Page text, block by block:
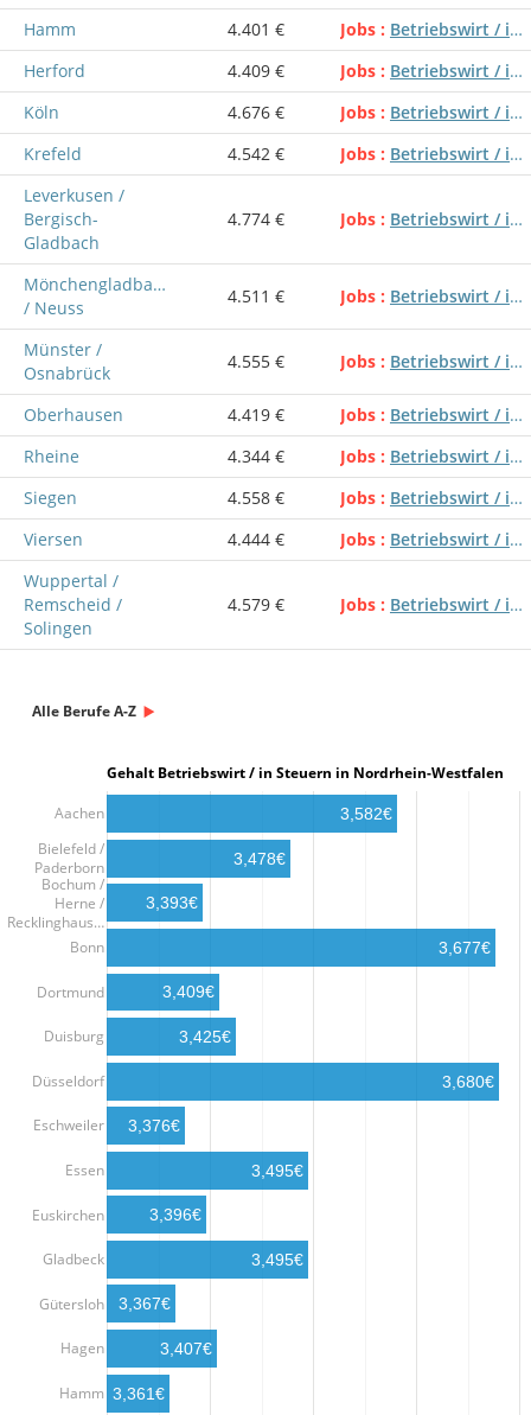
Hamm
4.401 € Jobs
Betriebswirt / in Steuern
Herford
4.409 € Jobs
Betriebswirt / in Steuern
Köln
4.676 € Jobs
Betriebswirt / in Steuern
Krefeld
4.542 € Jobs
Betriebswirt / in Steuern
Leverkusen /
Bergisch-
Gladbach
4.774 € Jobs Betriebswirt / in Steuern
Mönchengladbach
/ Neuss
4.511 € Jobs Betriebswirt / in Steuern
Münster /
Osnabrück
4.555 € Jobs Betriebswirt / in Steuern
Oberhausen 4.419 € Jobs
Betriebswirt / in Steuern
Rheine
4.344 € Jobs
Betriebswirt / in Steuern
Siegen
4.558 € Jobs
Betriebswirt / in Steuern
Viersen
4.444 € Jobs
Betriebswirt / in Steuern
Wuppertal /
Remscheid /
Solingen
4.579 € Jobs Betriebswirt / in Steuern
Alle Berufe A-Z
Gehalt Betriebswirt / in Steuern in Nordrhein-Westfalen
Aachen
Bielefeld /
Paderborn
Bochum /
Herne /
Recklinghaus…
Bonn
Dortmund
Duisburg
Düsseldorf
Eschweiler
Essen
Euskirchen
Gladbeck
Gütersloh
Hagen
Hamm
3,582€
3,478€
3,393€
3,677€
3,409€
3,425€
3,680€
3,376€
3,495€
3,396€
3,495€
3,367€
3,407€
3,361€